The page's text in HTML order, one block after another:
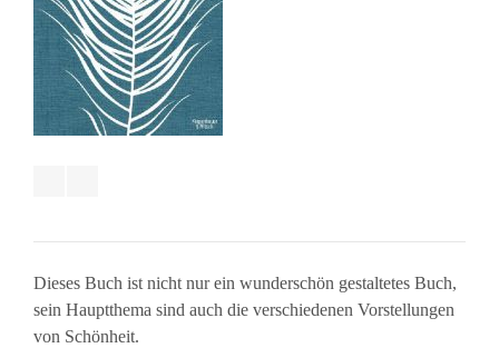
Dieses Buch ist nicht nur ein wunderschön gestaltetes Buch,
sein Hauptthema sind auch die verschiedenen Vorstellungen
von Schönheit.